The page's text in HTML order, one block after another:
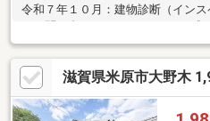
令和７年１０月：建物診断（イン
はお問い合わせください。 ●平成
済 ●ホームエレベーターあり ●JR
徒歩６分 ●南西角地 イメージ■駐
による。） ■令和７年１０月に建
済 ※診断内容はお問い合わせくだ
り ■設備：電気、公営水道、汚水-
滋賀県米原市大野木